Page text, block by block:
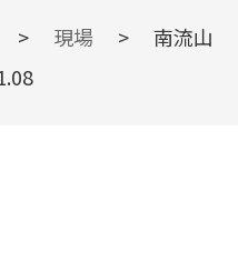
> 現場 >
南流山